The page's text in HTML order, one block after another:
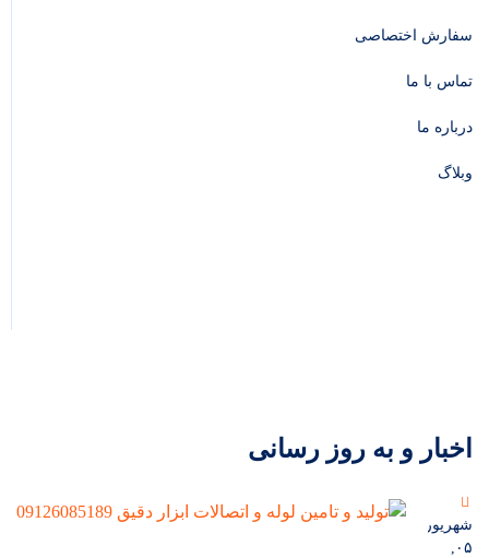
سفارش اختصاصی
تماس با ما
درباره ما
وبلاگ
اخبار و به روز رسانی
شهریور
۰۵,